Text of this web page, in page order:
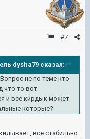
#7
dysha79 сказал:
не по теме кто
что то вот
и все кирдык может
которые?
всё стабильно.